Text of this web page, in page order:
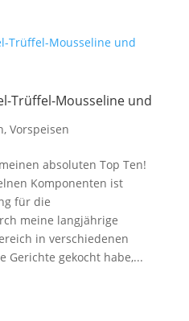
Trüffel-Mousseline und
, Vorspeisen
absoluten Top Ten!
Komponenten ist
für die
meine langjährige
in verschiedenen
Gerichte gekocht habe,...